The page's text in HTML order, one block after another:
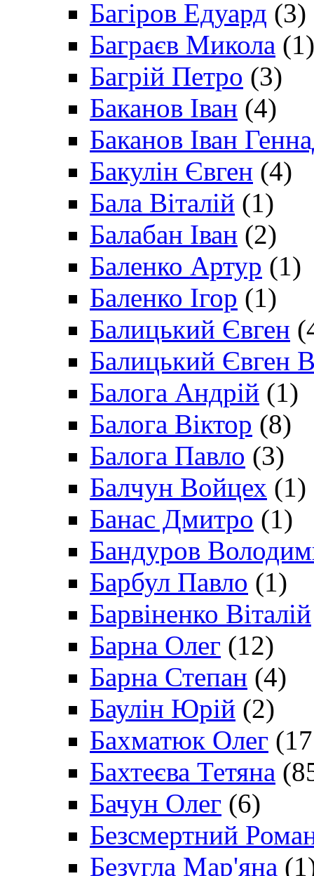
Багіров Едуард (3)
Баграєв Микола (1)
Багрій Петро (3)
Баканов Іван (4)
Баканов Іван
Бакулін Євген (4)
Бала Віталій (1)
Балабан Іван (2)
Баленко Артур (1)
Баленко Ігор (1)
Балицький Євген
Балицький Євген
Балога Андрій (1)
Балога Віктор (8)
Балога Павло (3)
Балчун Войцех (1)
Банас Дмитро (1)
Бандуров
Барбул Павло (1)
Барвіненко Віталій
Барна Олег (12)
Барна Степан (4)
Баулін Юрій (2)
Бахматюк Олег
Бахтеєва Тетяна
Бачун Олег (6)
Безсмертний
Безугла Мар'яна